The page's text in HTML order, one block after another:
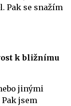
Pak se snažím
k bližnímu
jinými
Pak jsem